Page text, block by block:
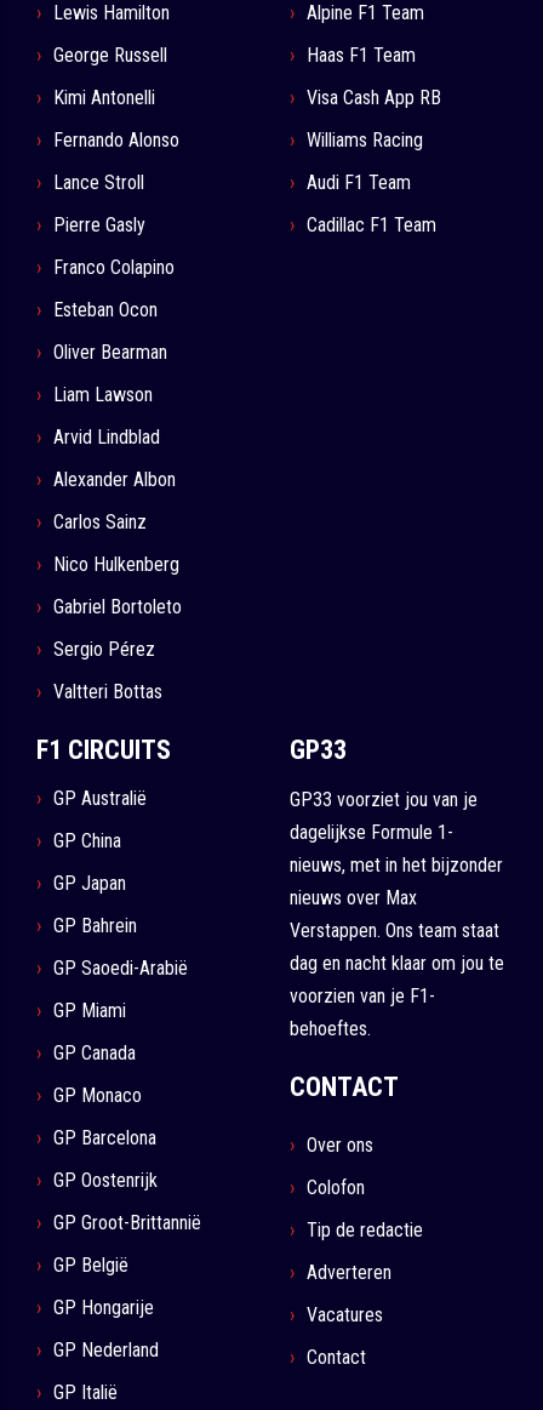
Lewis Hamilton
George Russell
Kimi Antonelli
Fernando Alonso
Lance Stroll
Pierre Gasly
Franco Colapino
Esteban Ocon
Oliver Bearman
Liam Lawson
Arvid Lindblad
Alexander Albon
Carlos Sainz
Nico Hulkenberg
Gabriel Bortoleto
Sergio Pérez
Valtteri Bottas
Alpine F1 Team
Haas F1 Team
Visa Cash App RB
Williams Racing
Audi F1 Team
Cadillac F1 Team
F1 CIRCUITS
GP Australië
GP China
GP Japan
GP Bahrein
GP Saoedi-Arabië
GP Miami
GP Canada
GP Monaco
GP Barcelona
GP Oostenrijk
GP Groot-Brittannië
GP België
GP Hongarije
GP Nederland
GP Italië
GP33
GP33 voorziet jou van je
dagelijkse Formule 1-
nieuws, met in het bijzonder
nieuws over Max
Verstappen. Ons team staat
dag en nacht klaar om jou te
voorzien van je F1-
behoeftes.
CONTACT
Over ons
Colofon
Tip de redactie
Adverteren
Vacatures
Contact